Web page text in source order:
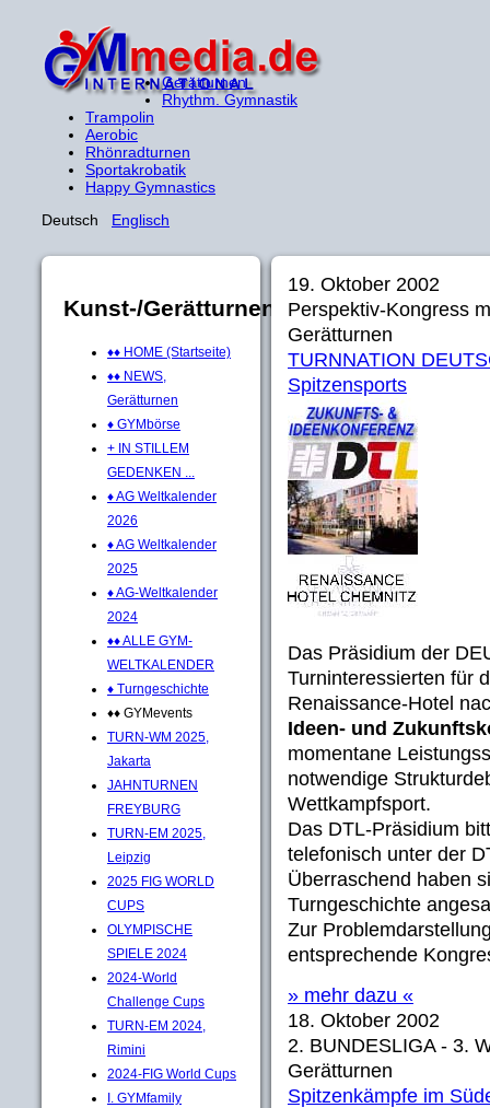
Gerätturnen
Rhythm. Gymnastik
Trampolin
Aerobic
Rhönradturnen
Sportakrobatik
Happy Gymnastics
Deutsch Englisch
Kunst-/Gerätturnen
♦♦ HOME (Startseite)
♦♦ NEWS,
Gerätturnen
♦ GYMbörse
+ IN STILLEM
GEDENKEN ...
♦ AG Weltkalender
2026
♦ AG Weltkalender
2025
♦ AG-Weltkalender
2024
♦♦ ALLE GYM-
WELTKALENDER
♦ Turngeschichte
♦♦ GYMevents
TURN-WM 2025,
Jakarta
JAHNTURNEN
FREYBURG
TURN-EM 2025,
Leipzig
2025 FIG WORLD
CUPS
OLYMPISCHE
SPIELE 2024
2024-World
Challenge Cups
TURN-EM 2024,
Rimini
2024-FIG World Cups
I. GYMfamily
19. Oktober 2002
Perspektiv-Kongress
Gerätturnen
TURNNATION
Spitzensports
Das Präsidium der
Turninteressierten für
Renaissance-Hotel
Ideen- und
momentane
notwendige
Wettkampfsport.
Das DTL-Präsidium
telefonisch unter der
Überraschend haben
Turngeschichte
Zur
entsprechende
» mehr dazu «
18. Oktober 2002
2. BUNDESLIGA - 3.
Gerätturnen
Spitzenkämpfe im